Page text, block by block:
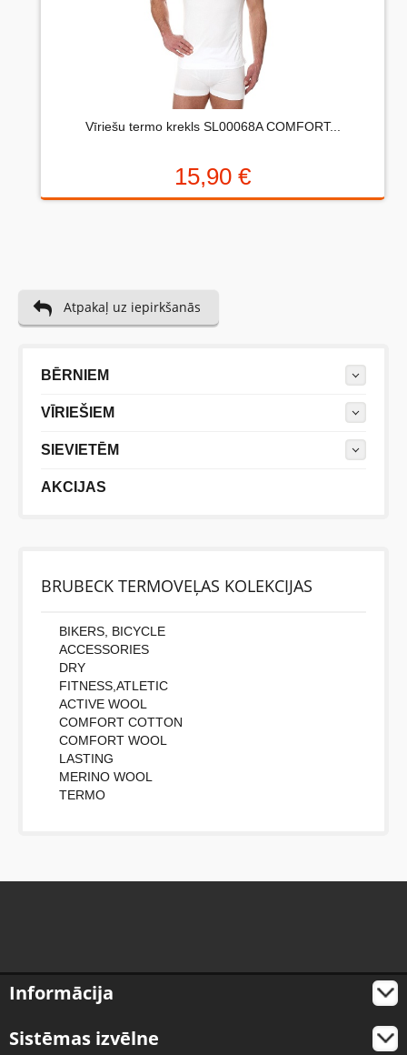
Vispirms: Novērtējiet preci. Lūdzu izvēlieties vērtējumu
no 0 (slikti) līdz 5 zvaigznēm (teicami).
Uzrakstītu simbolu skaits:
Vīriešu termo krekls SL00068A COMFORT...
15,90 €
Atpakaļ uz iepirkšanās
BĒRNIEM
VĪRIEŠIEM
SIEVIETĒM
AKCIJAS
BRUBECK TERMOVEĻAS KOLEKCIJAS
BIKERS, BICYCLE
ACCESSORIES
DRY
FITNESS,ATLETIC
ACTIVE WOOL
COMFORT COTTON
COMFORT WOOL
LASTING
MERINO WOOL
TERMO
Informācija
Sistēmas izvēlne